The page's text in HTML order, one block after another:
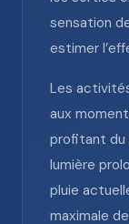
sensation
estimer
Les
aux
profitant du
lumière
pluie
maximale